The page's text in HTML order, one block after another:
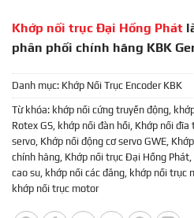
Khớp nối trục Đại Hồng Phát
phân phối chính hãng KBK
Danh mục: Khớp Nối Trục Encoder KBK
Từ khóa: khớp nối cứng truyền động,
Rotex GS, khớp nối đàn hồi, Khớp nối đĩa
servo, Khớp nối động cơ servo GWE,
chính hãng, Khớp nối trục Đại Hồng Phát,
cao su, khớp nối các đăng, khớp nối trục
khớp nối trục motor